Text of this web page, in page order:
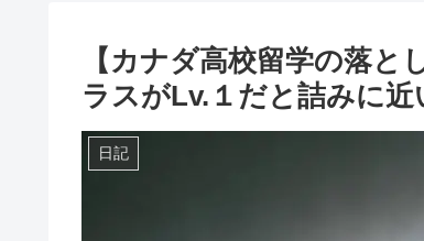
【カナダ高校留学の落
ラスがLv.１だと詰みに
日記